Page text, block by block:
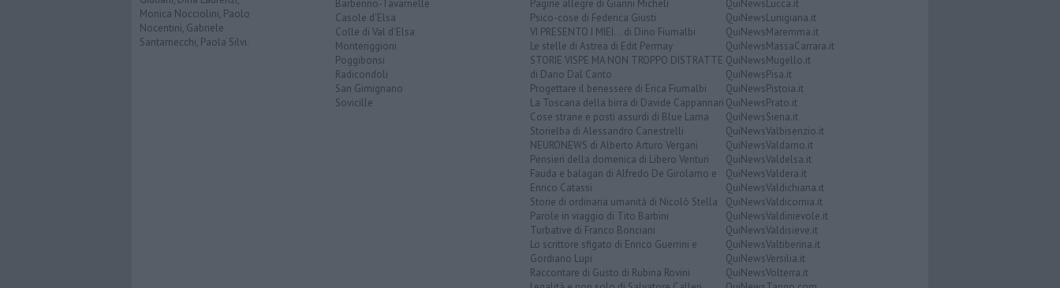
Monica Nocciolini, Paolo
Nocentini, Gabriele
Santarnecchi, Paola Silvi.
Barberino-Tavarnelle
Casole d'Elsa
Colle di Val d'Elsa
Monteriggioni
Poggibonsi
Radicondoli
San Gimignano
Sovicille
Pagine allegre di Gianni Micheli
Psico-cose di Federica Giusti
VI PRESENTO I MIEI... di Dino Fiumalbi
Le stelle di Astrea di Edit Permay
STORIE VISPE MA NON TROPPO DISTRATTE
di Dario Dal Canto
Progettare il benessere di Erica Fiumalbi
La Toscana della birra di Davide Cappannari
Cose strane e posti assurdi di Blue Lama
Storielba di Alessandro Canestrelli
NEURONEWS di Alberto Arturo Vergani
Pensieri della domenica di Libero Venturi
Fauda e balagan di Alfredo De Girolamo e
Enrico Catassi
Storie di ordinaria umanità di Nicolò Stella
Parole in viaggio di Tito Barbini
Turbative di Franco Bonciani
Lo scrittore sfigato di Enrico Guerrini e
Gordiano Lupi
Raccontare di Gusto di Rubina Rovini
QuiNewsLucca.it
QuiNewsLunigiana.it
QuiNewsMaremma.it
QuiNewsMassaCarrara.it
QuiNewsMugello.it
QuiNewsPisa.it
QuiNewsPistoia.it
QuiNewsPrato.it
QuiNewsSiena.it
QuiNewsValbisenzio.it
QuiNewsValdarno.it
QuiNewsValdelsa.it
QuiNewsValdera.it
QuiNewsValdichiana.it
QuiNewsValdicornia.it
QuiNewsValdinievole.it
QuiNewsValdisieve.it
QuiNewsValtiberina.it
QuiNewsVersilia.it
QuiNewsVolterra.it